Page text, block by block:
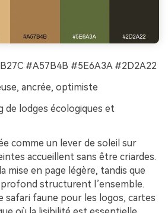
#A57B4B #5E6A3A #2D2A22
ancrée, optimiste
de lodges écologiques et
comme un lever de soleil sur
accueillent sans être criardes.
mise en page légère, tandis que
profond structurent l’ensemble.
safari faune pour les logos, cartes